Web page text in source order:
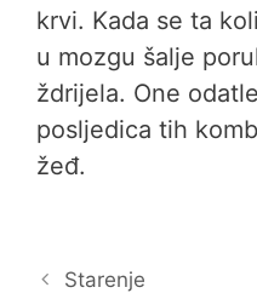
krvi. Kada se ta
u mozgu šalje
ždrijela. One
posljedica tih
žeđ.
Starenje